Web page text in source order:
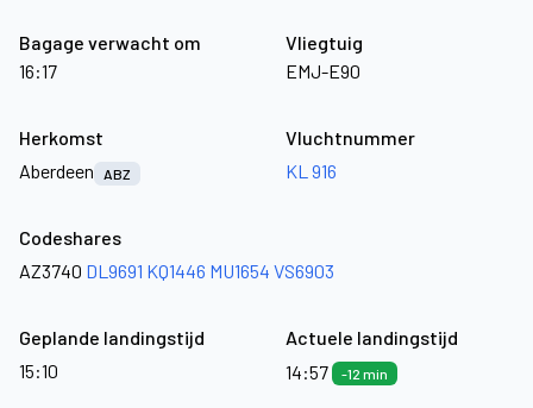
Bagage verwacht om
16:17
Vliegtuig
EMJ-E90
Herkomst
Aberdeen
ABZ
Vluchtnummer
KL 916
Codeshares
AZ3740 DL9691 KQ1446 MU1654 VS6903
Geplande landingstijd
15:10
Actuele landingstijd
14:57
-12 min